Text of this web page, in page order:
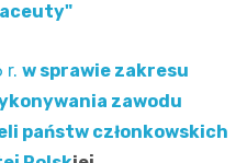
r. w sprawie zakresu
zawodu
państw członkowskich